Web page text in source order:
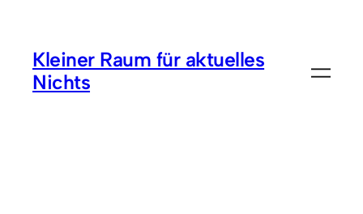
springen
Kleiner Raum für aktuelles
Nichts